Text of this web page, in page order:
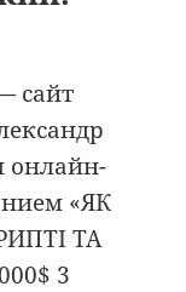
сайт
онлайн-
«ЯК
ТА
3